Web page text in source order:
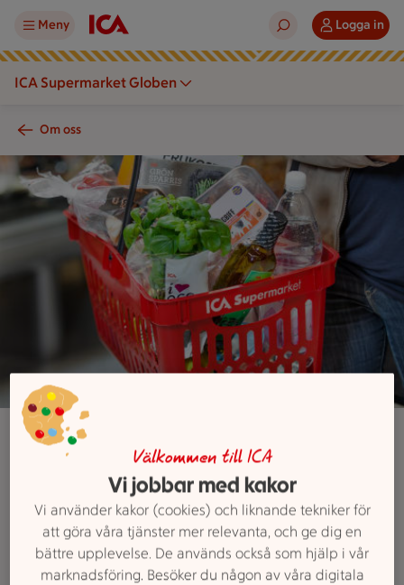
Meny Logga in
ICA Supermarket Globen
Om oss
Varukorg fylld med varor
Jobba hos ICA
Supermarket
Globen
Välkommen till ICA
Vi jobbar med kakor
Vi använder kakor (cookies) och liknande tekniker för
att göra våra tjänster mer relevanta, och ge dig en
bättre upplevelse. De används också som hjälp i vår
marknadsföring. Besöker du någon av våra digitala